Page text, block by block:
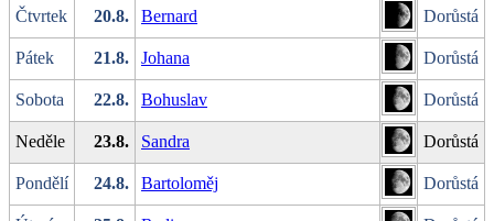
Čtvrtek 20.8. Bernard Dorůstá
Pátek 21.8. Johana Dorůstá
Sobota 22.8. Bohuslav Dorůstá
Neděle 23.8. Sandra Dorůstá
Pondělí 24.8. Bartoloměj Dorůstá